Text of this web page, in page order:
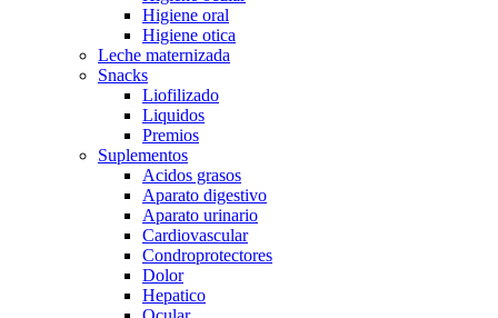
Higiene oral
Higiene otica
Leche maternizada
Snacks
Liofilizado
Liquidos
Premios
Suplementos
Acidos grasos
Aparato digestivo
Aparato urinario
Cardiovascular
Condroprotectores
Dolor
Hepatico